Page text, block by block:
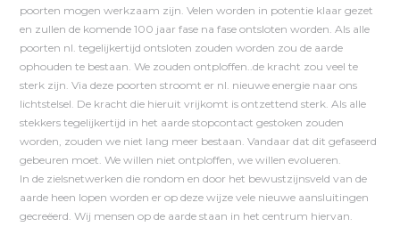
poorten mogen werkzaam zijn. Velen worden in potentie klaar gezet
en zullen de komende 100 jaar fase na fase ontsloten worden. Als alle
poorten nl. tegelijkertijd ontsloten zouden worden zou de aarde
ophouden te bestaan. We zouden ontploffen..de kracht zou veel te
sterk zijn. Via deze poorten stroomt er nl. nieuwe energie naar ons
lichtstelsel. De kracht die hieruit vrijkomt is ontzettend sterk. Als alle
stekkers tegelijkertijd in het aarde stopcontact gestoken zouden
worden, zouden we niet lang meer bestaan. Vandaar dat dit gefaseerd
gebeuren moet. We willen niet ontploffen, we willen evolueren.
In de zielsnetwerken die rondom en door het bewustzijnsveld van de
aarde heen lopen worden er op deze wijze vele nieuwe aansluitingen
gecreëerd. Wij mensen op de aarde staan in het centrum hiervan.